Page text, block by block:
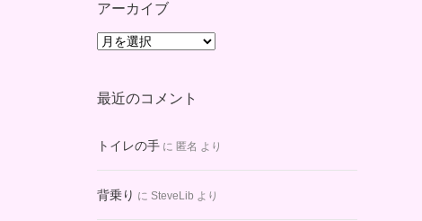
アーカイブ
ア
イ
最近のコメント
トイレの手 に 匿名 より
背乗り に SteveLib より